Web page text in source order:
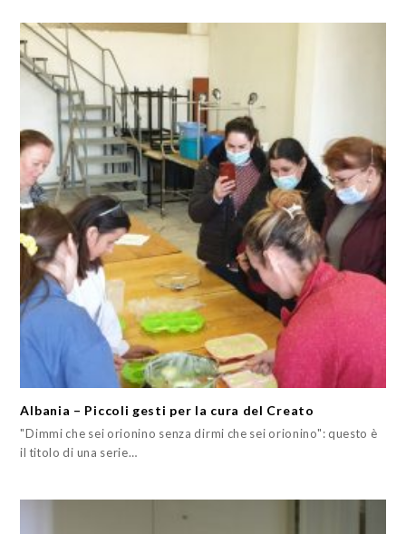
Albania – Piccoli gesti per la cura del Creato
"Dimmi che sei orionino senza dirmi che sei orionino": questo è
il titolo di una serie…